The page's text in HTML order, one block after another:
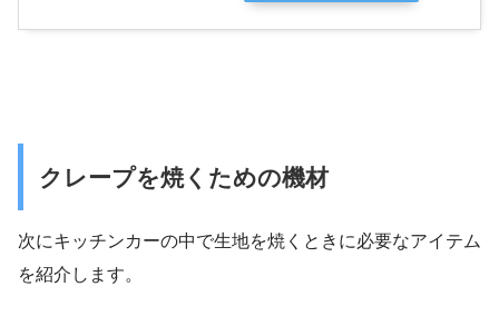
クレープを焼くための機材
次にキッチンカーの中で生地を焼くときに必要なアイテム
を紹介します。